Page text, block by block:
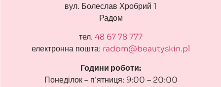
вул. Болеслав Хробрий 1
Радом
тел. 48 67 78 777
електронна пошта: radom@beautyskin.pl
Години роботи:
Понеділок – п’ятниця: 9:00 – 20:00